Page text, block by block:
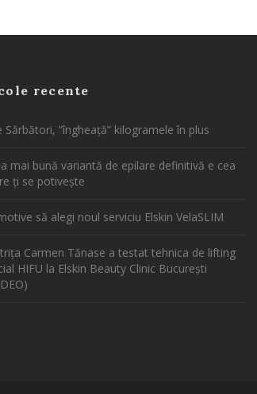
recente
Sărbători, ”îngheață” kilogramele în plus
mai bună variantă de epilare definitivă e cea
ți se potivește
să alegi noul serviciu Elskin VelaSLIM
Carmen Tănase a testat tehnica de lifting
HIFU la Elskin Beauty Clinic București